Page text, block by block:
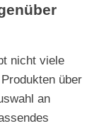
nicht viele
über
an